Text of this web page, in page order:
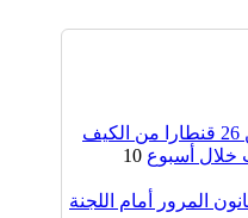
إحباط محاولات إدخال أزيد من 26 قنطارا من الكيف
خلال أسبوع 10
المرور أمام اللجنة